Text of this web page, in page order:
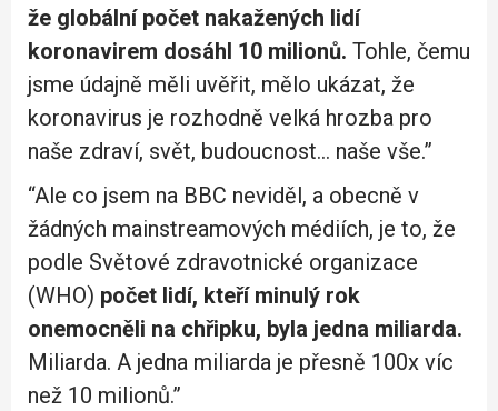
že globální počet nakažených lidí
koronavirem dosáhl 10 milionů. Tohle, čemu
jsme údajně měli uvěřit, mělo ukázat, že
koronavirus je rozhodně velká hrozba pro
naše zdraví, svět, budoucnost… naše vše.”
“Ale co jsem na BBC neviděl, a obecně v
žádných mainstreamových médiích, je to, že
podle Světové zdravotnické organizace
(WHO) počet lidí, kteří minulý rok
onemocněli na chřipku, byla jedna miliarda.
Miliarda. A jedna miliarda je přesně 100x víc
než 10 milionů.”